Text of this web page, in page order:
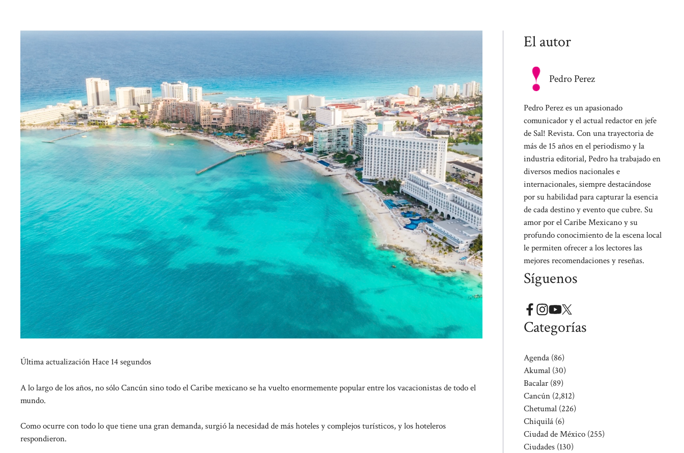
Última actualizaciónHace 14 segundos
A lo largo de los años, no sólo Cancún sino todo el Caribe mexicano se ha vuelto enormemente popular entre los vacacionistas de todo el
mundo.
Como ocurre con todo lo que tiene una gran demanda, surgió la necesidad de más hoteles y complejos turísticos, y los hoteleros
respondieron.
El autor
Pedro Perez
Pedro Perez es un apasionado
comunicador y el actual redactor en jefe
de Sal! Revista. Con una trayectoria de
más de 15 años en el periodismo y la
industria editorial, Pedro ha trabajado en
diversos medios nacionales e
internacionales, siempre destacándose
por su habilidad para capturar la esencia
de cada destino y evento que cubre. Su
amor por el Caribe Mexicano y su
profundo conocimiento de la escena local
le permiten ofrecer a los lectores las
mejores recomendaciones y reseñas.
Síguenos
Categorías
Agenda (86)
Akumal (30)
Bacalar (89)
Cancún (2,812)
Chetumal (226)
Chiquilá (6)
Ciudad de México (255)
Ciudades (130)